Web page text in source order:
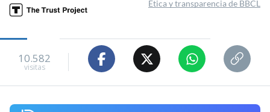
Ética y transparencia de BBCL
10.582
visitas